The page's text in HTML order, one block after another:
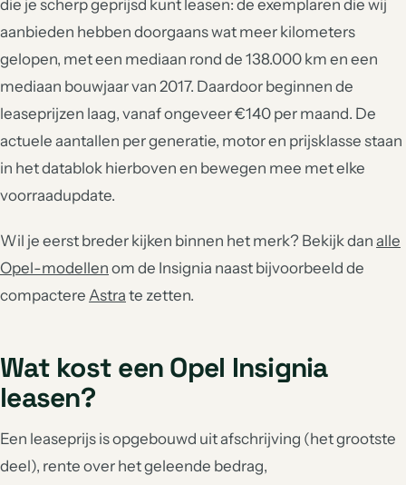
die je scherp geprijsd kunt leasen: de exemplaren die wij
aanbieden hebben doorgaans wat meer kilometers
gelopen, met een mediaan rond de 138.000 km en een
mediaan bouwjaar van 2017. Daardoor beginnen de
leaseprijzen laag, vanaf ongeveer €140 per maand. De
actuele aantallen per generatie, motor en prijsklasse staan
in het datablok hierboven en bewegen mee met elke
voorraadupdate.
Wil je eerst breder kijken binnen het merk? Bekijk dan alle
Opel-modellen om de Insignia naast bijvoorbeeld de
compactere Astra te zetten.
Wat kost een Opel Insignia
leasen?
Een leaseprijs is opgebouwd uit afschrijving (het grootste
deel), rente over het geleende bedrag,